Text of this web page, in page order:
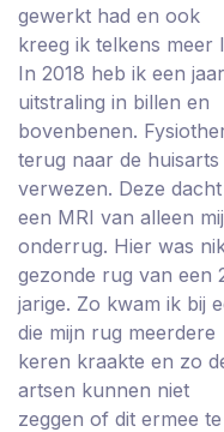
gewerkt had en ook
kreeg ik telkens meer
In 2018 heb ik een
uitstraling in billen en
bovenbenen.
terug naar de huisarts
verwezen. Deze
een MRI van alleen
onderrug. Hier was
gezonde rug van een
jarige. Zo kwam ik bij
die mijn rug meerdere
keren kraakte en zo
artsen kunnen niet
zeggen of dit ermee